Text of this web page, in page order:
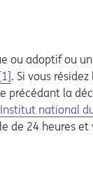
ou adoptif ou
. Si vous
précédant la
national
de 24 heures